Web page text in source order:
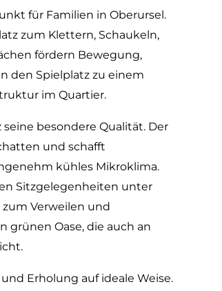
für Familien in Oberursel.
zum Klettern, Schaukeln,
fördern Bewegung,
den Spielplatz zu einem
im Quartier.
besondere Qualität. Der
und schafft
kühles Mikroklima.
Sitzgelegenheiten unter
Verweilen und
grünen Oase, die auch an
Erholung auf ideale Weise.